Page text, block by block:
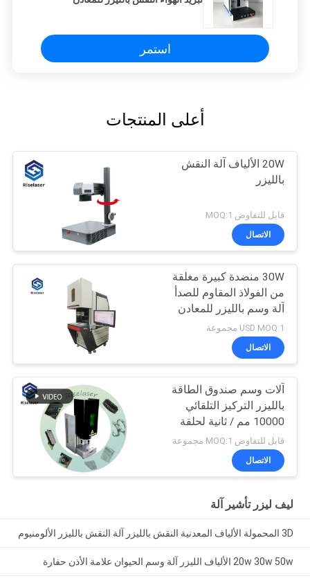
استمر
أعلى المنتجات
20W الألياف آلة النقش
بالليزر
قابل للتفاوض MOQ:1
الاتصال
30W منضدة كبيرة مغلقة
من الفولاذ المقاوم للصدأ
آلة وسم بالليزر للمعادن
USD MOQ:1 مجموعة
الاتصال
آلات وسم صندوق الطاقة
بالليزر التركيز التلقائي
10000 مم / ثانية لحلقة
المجوهرات
قابل للتفاوض MOQ:1 مجموعة
الاتصال
ليف ليزر تأشير آلة
3D المحمولة الألياف المعدنية النقش بالليزر آلة النقش بالليزر الألومنيوم
20w 30w 50w الألياف الليزر آلة وسم الحيوان علامة الأذن حفارة